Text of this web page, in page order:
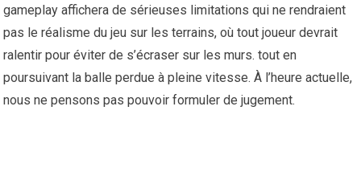
gameplay affichera de sérieuses limitations qui ne rendraient
pas le réalisme du jeu sur les terrains, où tout joueur devrait
ralentir pour éviter de s’écraser sur les murs. tout en
poursuivant la balle perdue à pleine vitesse. À l’heure actuelle,
nous ne pensons pas pouvoir formuler de jugement.